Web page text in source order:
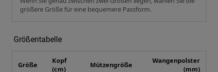
größere Größe für eine bequemere Passform.
Größentabelle
Größe
Kopf
(cm)
Mützengröße
Wangenpolster
(mm)